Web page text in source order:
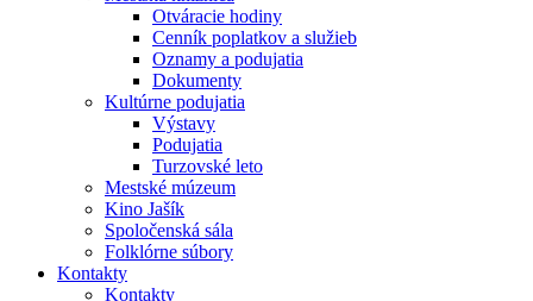
Otváracie hodiny
Cenník poplatkov a služieb
Oznamy a podujatia
Dokumenty
Kultúrne podujatia
Výstavy
Podujatia
Turzovské leto
Mestské múzeum
Kino Jašík
Spoločenská sála
Folklórne súbory
Kontakty
Kontakty